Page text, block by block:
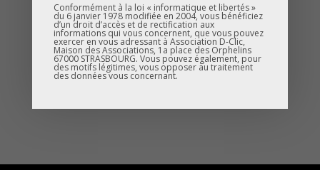
concernant la suite de leurs études. Ces
échanges ont été très enrichissants et
ont permis aux jeunes de mieux clarifier
leurs choix d’orientation.
Conformément à la loi « informatique et libertés »
du 6 janvier 1978 modifiée en 2004, vous bénéficiez
d’un droit d’accès et de rectification aux
informations qui vous concernent, que vous pouvez
exercer en vous adressant à Association D-Clic,
Maison des Associations, 1a place des Orphelins
67000 STRASBOURG. Vous pouvez également, pour
des motifs légitimes, vous opposer au traitement
des données vous concernant.